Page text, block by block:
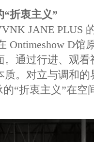
折衷主义”
JANE PLUS
Ontimeshow D馆
。通过行进、观
。对立与调和的
“折衷主义”在空